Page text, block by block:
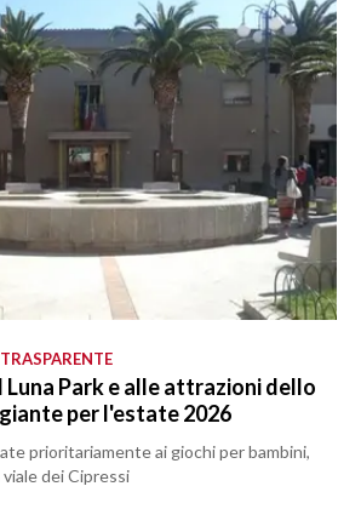
Luna Park e alle attrazioni dello
per l'estate 2026
prioritariamente ai giochi per bambini,
dei Cipressi